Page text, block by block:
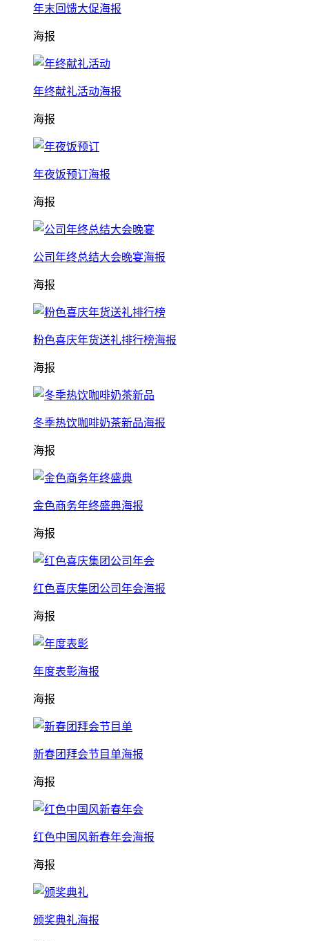
年末回馈大促海报
海报
年终献礼活动海报
海报
年夜饭预订海报
海报
公司年终总结大会晚宴海报
海报
粉色喜庆年货送礼排行榜海报
海报
冬季热饮咖啡奶茶新品海报
海报
金色商务年终盛典海报
海报
红色喜庆集团公司年会海报
海报
年度表彰海报
海报
新春团拜会节目单海报
海报
红色中国风新春年会海报
海报
颁奖典礼海报